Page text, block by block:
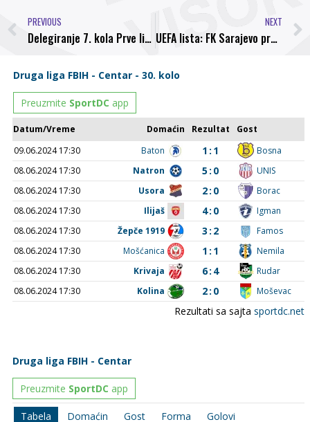
PREVIOUS
Delegiranje 7. kola Prve lige FBiH, Hermin Muslić sudi derbi Bosna vs Radnički
NEXT
UEFA lista: FK Sarajevo predvodi bh. timove